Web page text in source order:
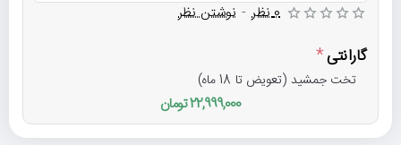
0 نظر - نوشتن نظر
گارانتی
تخت جمشید (تعویض تا 18 ماه)
22,999,000 تومان